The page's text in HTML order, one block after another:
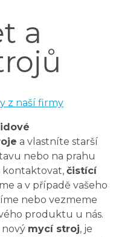
a
z naší firmy
a vlastníte starší
nebo na prahu
kontaktovat, čistící
a v případě vašeho
nebo vezmeme
produktu u nás.
mycí stroj, je